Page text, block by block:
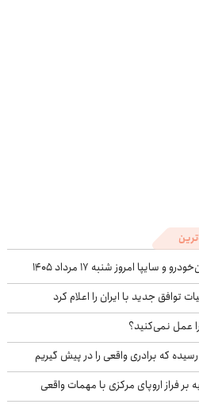
امروز شنبه ۱۷ مرداد ۱۴۰۵
توافق جدید با ایران را اعلام کرد
عمل نمی‌کنید؟
که برادری واقعی را در پیش گیریم